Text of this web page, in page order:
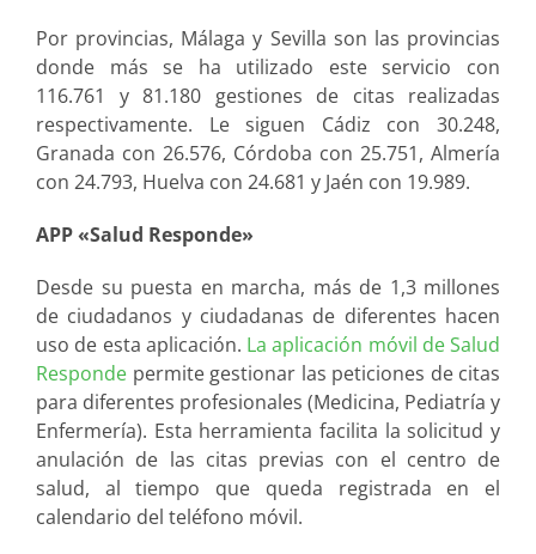
Por provincias, Málaga y Sevilla son las provincias
donde más se ha utilizado este servicio con
116.761 y 81.180 gestiones de citas realizadas
respectivamente. Le siguen Cádiz con 30.248,
Granada con 26.576, Córdoba con 25.751, Almería
con 24.793, Huelva con 24.681 y Jaén con 19.989.
APP «Salud Responde»
Desde su puesta en marcha, más de 1,3 millones
de ciudadanos y ciudadanas de diferentes hacen
uso de esta aplicación. La aplicación móvil de Salud
Responde permite gestionar las peticiones de citas
para diferentes profesionales (Medicina, Pediatría y
Enfermería). Esta herramienta facilita la solicitud y
anulación de las citas previas con el centro de
salud, al tiempo que queda registrada en el
calendario del teléfono móvil.